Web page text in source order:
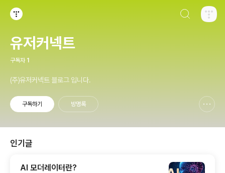
유저커넥트
구독자 1
(주)유저커넥트 블로그 입니다.
구독하기 방명록
인기글
AI 모더레이터란?